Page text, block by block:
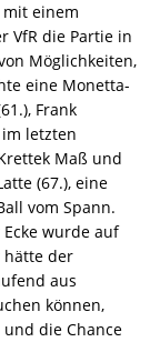
einem
VfR die Partie in
Möglichkeiten,
eine Monetta-
Frank
letzten
Maß und
(67.), eine
vom Spann.
wurde auf
hätte der
aus
können,
die Chance